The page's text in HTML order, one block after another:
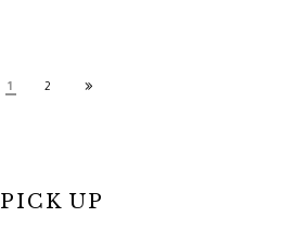
1 2
PICK UP